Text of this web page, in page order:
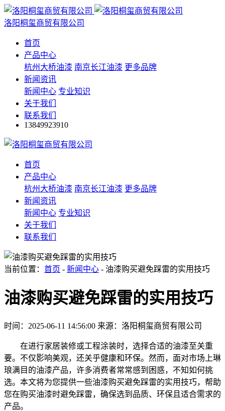
洛阳桐玺商贸有限公司
首页
产品中心
杭州大桥油漆 南京长江油漆 更多品牌
新闻资讯
新闻中心 专业知识
关于我们
联系我们
13849923910
首页
产品中心
杭州大桥油漆 南京长江油漆 更多品牌
新闻资讯
新闻中心 专业知识
关于我们
联系我们
当前位置： 首页 - 新闻中心 - 油漆购买避免踩雷的实用技巧
油漆购买避免踩雷的实用技巧
时间：2025-06-11 14:56:00 来源：洛阳桐玺商贸有限公司
在进行家居装修或工程涂装时，选择合适的油漆至关重
要。不仅影响美观，还关乎健康和环保。然而，面对市场上琳
琅满目的油漆产品，许多消费者常常感到困惑，不知如何挑
选。本文将为您提供一些油漆购买避免踩雷的实用技巧，帮助
您在购买油漆时避免踩雷，确保选到品质、环保且适合需求的
产品。